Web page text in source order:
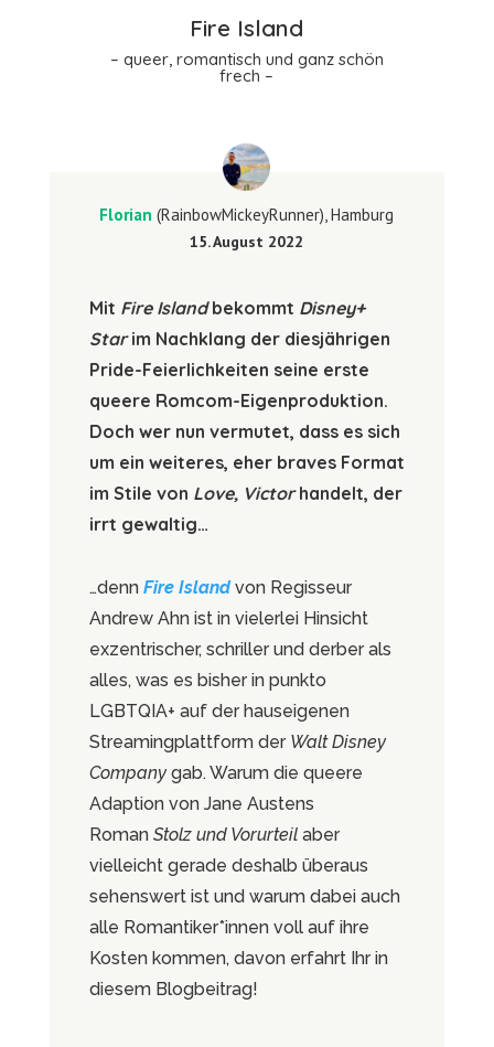
Fire Island
– queer, romantisch und ganz schön
frech –
Florian(RainbowMickeyRunner), Hamburg
15. August 2022
Mit Fire Islandbekommt Disney+
Starim Nachklang der diesjährigen
Pride-Feierlichkeiten seine erste
queere Romcom-Eigenproduktion.
Doch wer nun vermutet, dass es sich
um ein weiteres, eher braves Format
im Stile von Love, Victorhandelt, der
irrt gewaltig…
…denn Fire Islandvon Regisseur
Andrew Ahn ist in vielerlei Hinsicht
exzentrischer, schriller und derber als
alles, was es bisher in punkto
LGBTQIA+ auf der hauseigenen
Streamingplattform der Walt Disney
Companygab. Warum die queere
Adaption von Jane Austens
Roman Stolz und Vorurteilaber
vielleicht gerade deshalb überaus
sehenswert ist und warum dabei auch
alle Romantiker*innen voll auf ihre
Kosten kommen, davon erfahrt Ihr in
diesem Blogbeitrag!